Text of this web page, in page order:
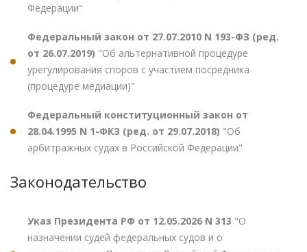
Федерации"
Федеральный закон от 27.07.2010 N 193-ФЗ (ред.
от 26.07.2019) "Об альтернативной процедуре
урегулирования споров с участием посредника
(процедуре медиации)"
Федеральный конституционный закон от
28.04.1995 N 1-ФКЗ (ред. от 29.07.2018) "Об
арбитражных судах в Российской Федерации"
Законодательство
Указ Президента РФ от 12.05.2026 N 313 "О
назначении судей федеральных судов и о